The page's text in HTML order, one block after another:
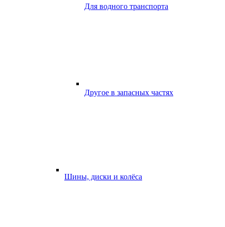
Для водного транспорта
Другое в запасных частях
Шины, диски и колёса